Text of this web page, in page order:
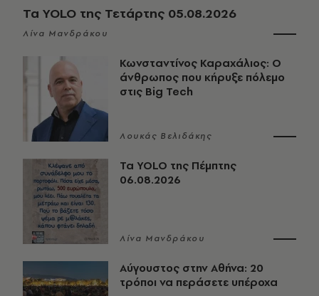
Τα YOLO της Τετάρτης 05.08.2026
Λίνα Μανδράκου
Κωνσταντίνος Καραχάλιος: Ο
άνθρωπος που κήρυξε πόλεμο
στις Big Tech
Λουκάς Βελιδάκης
Τα YOLO της Πέμπτης
06.08.2026
Λίνα Μανδράκου
Αύγουστος στην Αθήνα: 20
τρόποι να περάσετε υπέροχα